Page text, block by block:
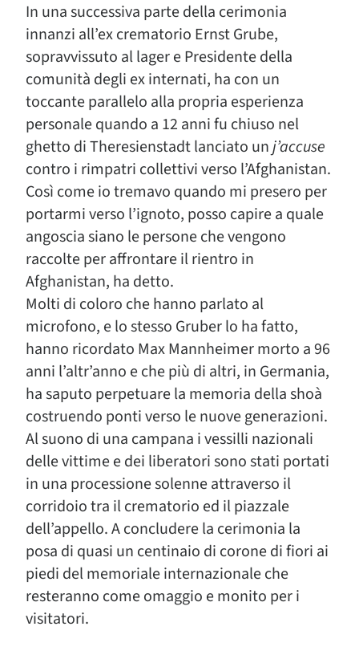
In una successiva parte della cerimonia
innanzi all’ex crematorio Ernst Grube,
sopravvissuto al lager e Presidente della
comunità degli ex internati, ha con un
toccante parallelo alla propria esperienza
personale quando a 12 anni fu chiuso nel
ghetto di Theresienstadt lanciato unj’accuse
contro i rimpatri collettivi verso l’Afghanistan.
Così come io tremavo quando mi presero per
portarmi verso l’ignoto, posso capire a quale
angoscia siano le persone che vengono
raccolte per affrontare il rientro in
Afghanistan, ha detto.
Molti di coloro che hanno parlato al
microfono, e lo stesso Gruber lo ha fatto,
hanno ricordato Max Mannheimer morto a 96
anni l’altr’anno e che più di altri, in Germania,
ha saputo perpetuare la memoria della shoà
costruendo ponti verso le nuove generazioni.
Al suono di una campana i vessilli nazionali
delle vittime e dei liberatori sono stati portati
in una processione solenne attraverso il
corridoio tra il crematorio ed il piazzale
dell’appello. A concludere la cerimonia la
posa di quasi un centinaio di corone di fiori ai
piedi del memoriale internazionale che
resteranno come omaggio e monito per i
visitatori.